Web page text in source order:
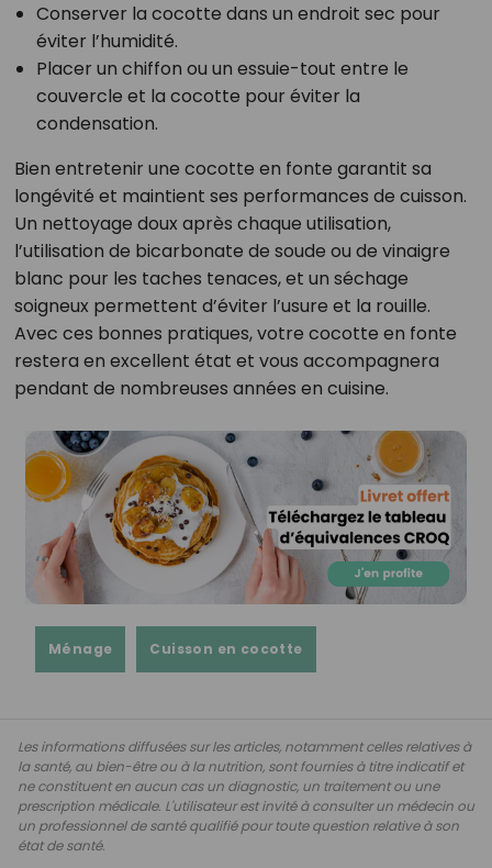
Conserver la cocotte dans un endroit sec pour
éviter l’humidité.
Placer un chiffon ou un essuie-tout entre le
couvercle et la cocotte pour éviter la
condensation.
Bien entretenir une cocotte en fonte garantit sa
longévité et maintient ses performances de cuisson.
Un nettoyage doux après chaque utilisation,
l’utilisation de bicarbonate de soude ou de vinaigre
blanc pour les taches tenaces, et un séchage
soigneux permettent d’éviter l’usure et la rouille.
Avec ces bonnes pratiques, votre cocotte en fonte
restera en excellent état et vous accompagnera
pendant de nombreuses années en cuisine.
Ménage Cuisson en cocotte
Les informations diffusées sur les articles, notamment celles relatives à
la santé, au bien-être ou à la nutrition, sont fournies à titre indicatif et
ne constituent en aucun cas un diagnostic, un traitement ou une
prescription médicale. L'utilisateur est invité à consulter un médecin ou
un professionnel de santé qualifié pour toute question relative à son
état de santé.